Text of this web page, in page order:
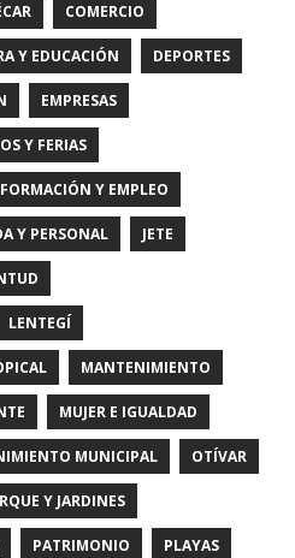
COMERCIO
Y EDUCACIÓN DEPORTES
EMPRESAS
Y FERIAS
FORMACIÓN Y EMPLEO
Y PERSONAL JETE
LENTEGÍ
MANTENIMIENTO
MUJER E IGUALDAD
MUNICIPAL OTÍVAR
Y JARDINES
PATRIMONIO PLAYAS